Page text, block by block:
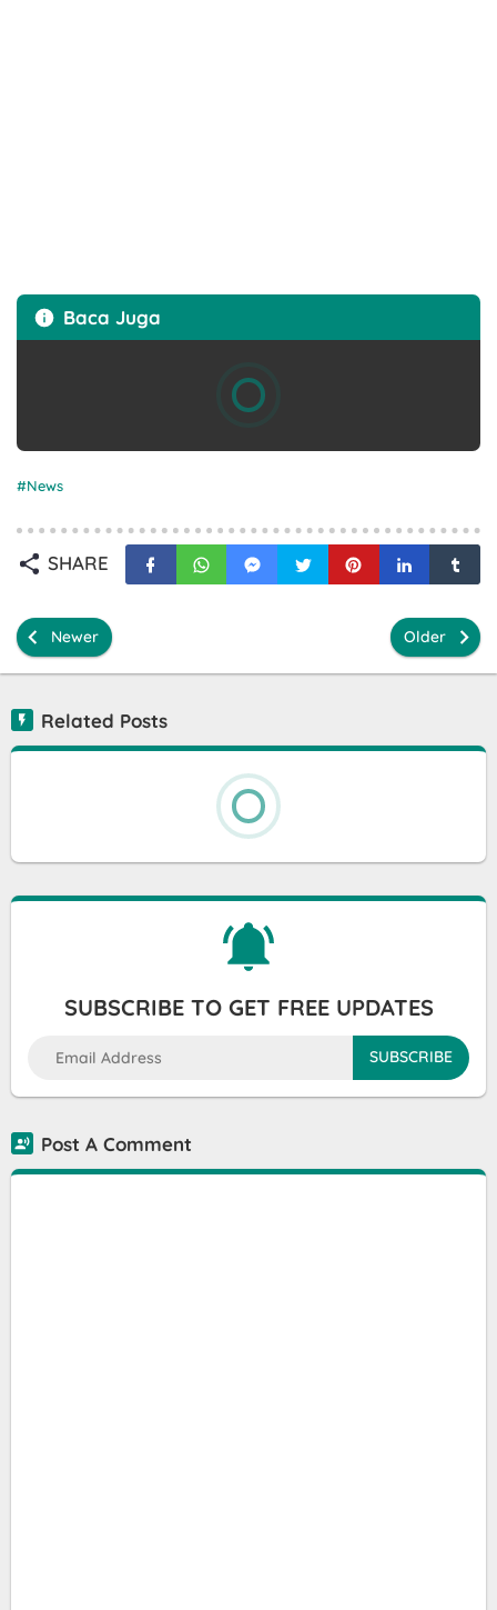
Baca Juga
News
SHARE
Newer Older
Related Posts
SUBSCRIBE TO GET FREE UPDATES
Post A Comment